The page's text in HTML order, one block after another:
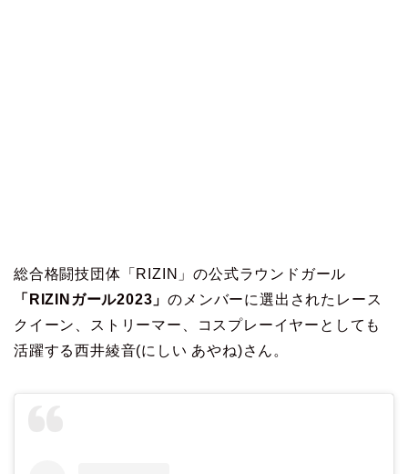
総合格闘技団体「RIZIN」の公式ラウンドガール
「RIZINガール2023」のメンバーに選出されたレース
クイーン、ストリーマー、コスプレーイヤーとしても
活躍する西井綾音(にしい あやね)さん。